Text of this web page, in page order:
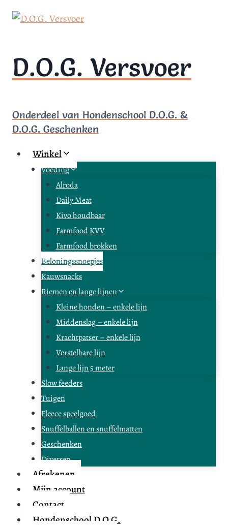
naar
D.O.G. Versvoer
Onderdeel van Hondenschool D.O.G. &
D.O.G. Geschenken
Winkel
Voeding
Alroda
Daily Meat
Kivo houdbaar
Farmfood KVV
Farmfood brokken
Beloningssnoepjes
Kauwsnacks
Riemen en lange lijnen
Kleine honden – enkele lijn
Middenslag – enkele lijn
Krachtpatser – enkele lijn
Verstelbare lijn
Lange lijn 5 meter
Slow feeders
Tuigen
Fleece speelgoed
Snuffelballen en snuffelmatten
Geschenken
Diversen
Afrekenen
Mijn account
Contact
Hondenschool D.O.G.